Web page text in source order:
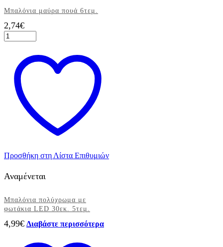
Μπαλόνια μαύρα πουά 6τεμ.
2,74€
Μπαλόνια
μαύρα
6τεμ.
ποσότητα
Προσθήκη στη Λίστα Επιθυμιών
Αναμένεται
Μπαλόνια πολύχρωμα με
φωτάκια LED 30εκ. 5τεμ.
4,99€ Διαβάστε περισσότερα